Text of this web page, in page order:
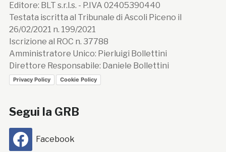
Editore: BLT s.r.l.s. - P.IVA 02405390440
Testata iscritta al Tribunale di Ascoli Piceno il
26/02/2021 n. 199/2021
Iscrizione al ROC n. 37788
Amministratore Unico: Pierluigi Bollettini
Direttore Responsabile: Daniele Bollettini
Privacy Policy Cookie Policy
Segui la GRB
Facebook